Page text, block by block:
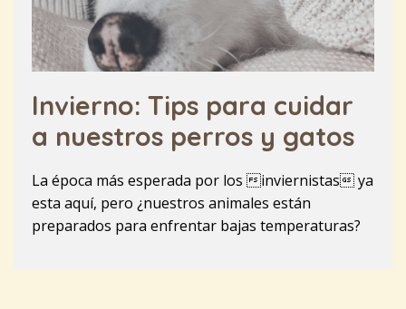
Invierno: Tips para cuidar
a nuestros perros y gatos
La época más esperada por los inviernistas ya
esta aquí, pero ¿nuestros animales están
preparados para enfrentar bajas temperaturas?